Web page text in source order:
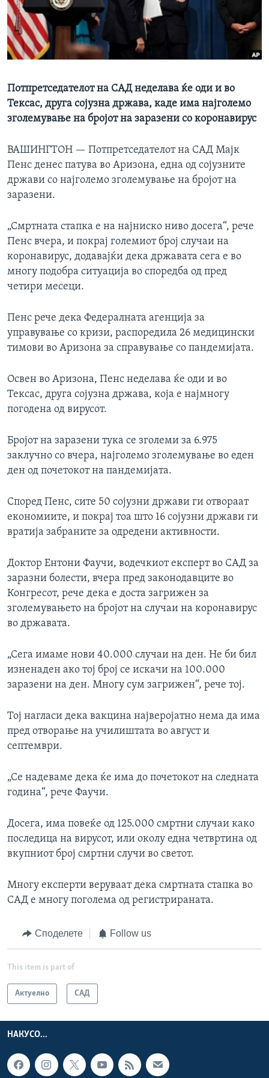
ИНТЕРВЈУА
Јазици
Потпретседателот на САД неделава ќе оди и во
Тексас, друга сојузна држава, каде има најголемо
зголемување на бројот на заразени со коронавирус
ВАШИНГТОН — Потпретседателот на САД Мајк
Пенс денес патува во Аризона, една од сојузните
држави со најголемо зголемување на бројот на
заразени.
„Смртната стапка е на најниско ниво досега“, рече
Пенс вчера, и покрај големиот број случаи на
коронавирус, додавајќи дека државата сега е во
многу подобра ситуација во споредба од пред
четири месеци.
Пенс рече дека Федералната агенција за
управување со кризи, распоредила 26 медицински
тимови во Аризона за справување со пандемијата.
Освен во Аризона, Пенс неделава ќе оди и во
Тексас, друга сојузна држава, која е најмногу
погодена од вирусот.
Бројот на заразени тука се зголеми за 6.975
заклучно со вчера, најголемо зголемување во еден
ден од почетокот на пандемијата.
Според Пенс, сите 50 сојузни држави ги отвораат
економиите, и покрај тоа што 16 сојузни држави ги
вратија забраните за одредени активности.
Доктор Ентони Фаучи, водечкиот експерт во САД за
заразни болести, вчера пред законодавците во
Конгресот, рече дека е доста загрижен за
зголемувањето на бројот на случаи на коронавирус
во државата.
„Сега имаме нови 40.000 случаи на ден. Не би бил
изненаден ако тој број се искачи на 100.000
заразени на ден. Многу сум загрижен“, рече тој.
Тој нагласи дека вакцина најверојатно нема да има
пред отворање на училиштата во август и
септември.
„Се надеваме дека ќе има до почетокот на следната
година“, рече Фаучи.
Досега, има повеќе од 125.000 смртни случаи како
последица на вирусот, или околу една четвртина од
вкупниот број смртни случи во светот.
Многу експерти веруваат дека смртната стапка во
САД е многу поголема од регистрираната.
Споделете Follow us
This item is part of
Актуелно САД
НАКУСО...